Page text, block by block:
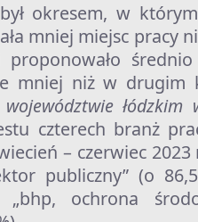
okresem, w
mniej miejsc pracy
proponowało
mniej niż w drugim
czterech branż
– czerwiec
publiczny” (o
„bhp, ochrona